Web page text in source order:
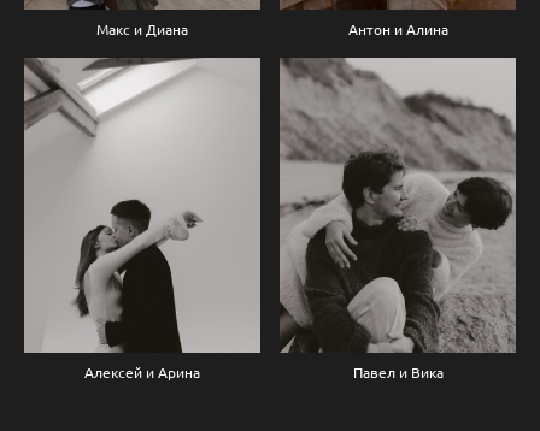
Макс и Диана Антон и Алина
Алексей и Арина Павел и Вика